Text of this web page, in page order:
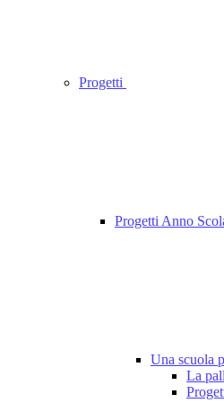
Progetti
Progetti Anno
Una scuola
La